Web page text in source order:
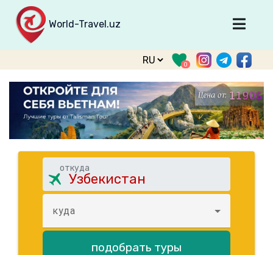
World-Travel.uz
Главная
Направления
Туры
Тур. фирмы
Табло прилета
О проекте
0
откуда
куда
подобрать туры